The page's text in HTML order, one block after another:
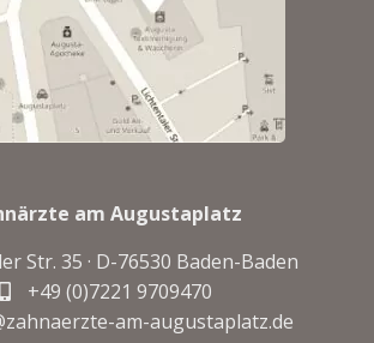
am Augustaplatz
Str. 35 · D-76530 Baden-Baden
+49 (0)7221 9709470
am-augustaplatz.de